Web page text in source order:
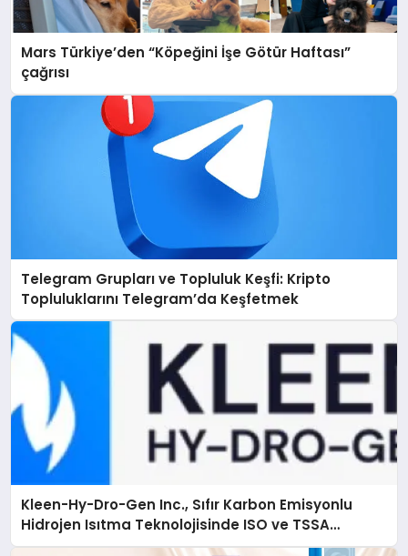
Mars Türkiye’den “Köpeğini İşe Götür Haftası”
çağrısı
Telegram Grupları ve Topluluk Keşfi: Kripto
Topluluklarını Telegram’da Keşfetmek
Kleen-Hy-Dro-Gen Inc., Sıfır Karbon Emisyonlu
Hidrojen Isıtma Teknolojisinde ISO ve TSSA
Düzenleyici Onaylarını Aldı